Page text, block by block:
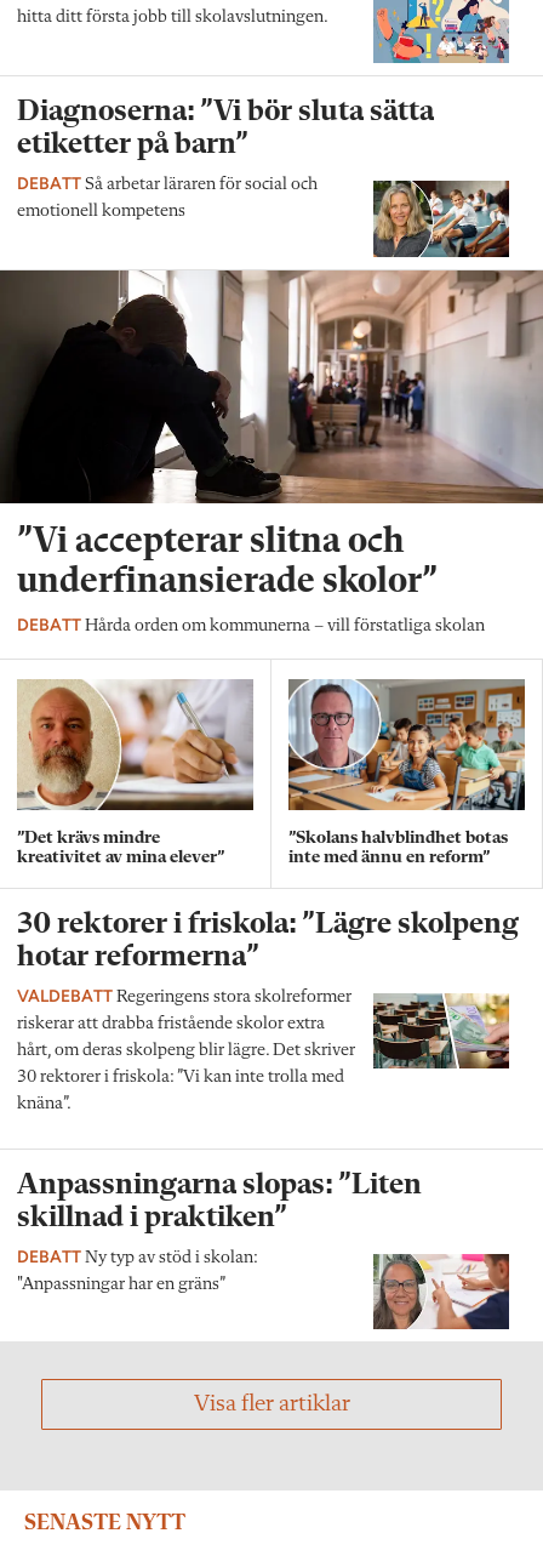
hitta ditt första jobb till skolavslutningen.
Diagnoserna: ”Vi bör sluta sätta
etiketter på barn”
DEBATT Så arbetar läraren för social och
emotionell kompetens
”Vi accepterar slitna och
underfinansierade skolor”
DEBATT Hårda orden om kommunerna – vill förstatliga skolan
”Det krävs mindre
kreativitet av mina elever”
”Skolans halvblindhet botas
inte med ännu en reform”
30 rektorer i friskola: ”Lägre skolpeng
hotar reformerna”
VALDEBATT Regeringens stora skolreformer
riskerar att drabba fristående skolor extra
hårt, om deras skolpeng blir lägre. Det skriver
30 rektorer i friskola: ”Vi kan inte trolla med
knäna”.
Anpassningarna slopas: ”Liten
skillnad i praktiken”
DEBATT Ny typ av stöd i skolan:
"Anpassningar har en gräns”
Visa fler artiklar
SENASTE NYTT